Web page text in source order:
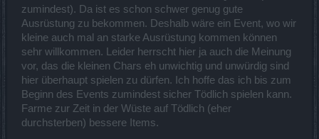
zumindest). Da ist es schon schwer genug gute
Ausrüstung zu bekommen. Deshalb wäre ein Event, wo wir
kleine auch mal an starke Ausrüstung kommen können
sehr willkommen. Leider herrscht hier ja auch die Meinung
vor, das die kleinen Chars eh unwichtig und unwürdig sind
hier überhaupt spielen zu dürfen. Ich hoffe das ich bis zum
Beginn des Events zumindest sicher Tödlich spielen kann.
Farme zur Zeit in der Wüste auf Tödlich (eher
durchsterben) bessere Items.